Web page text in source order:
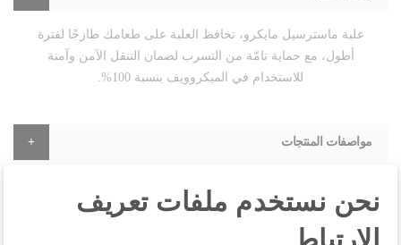
المراجعات
علبة ماسترسيل مايكرو، تحافظ العلبة على طعامك طازجًا لفترة
أطول، مع حماية تامّة من التسرب لضمان التنقل الآمن وآمنة
للاستخدام في الميكروويف بنسبة 100%.
مواصفات المنتجات
نحن نستخدم ملفات تعريف